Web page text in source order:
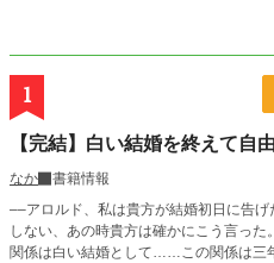
1
【完結】白い結婚を終えて自
なか
書籍情報
––アロルド、私は貴方が結婚初日に告
しない、あの時貴方は確かにこう言った。 「初めに言っておく、俺達
関係は白い結婚として……この関係は三年間のみと